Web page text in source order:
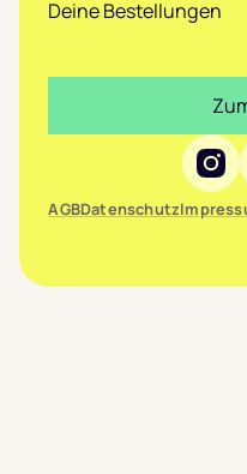
Deine Bestellungen
AGBDatenschutz